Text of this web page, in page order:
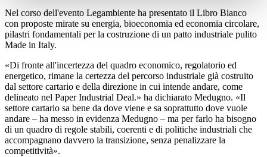
Nel corso dell'evento Legambiente ha presentato il Libro Bianco
con proposte mirate su energia, bioeconomia ed economia circolare,
pilastri fondamentali per la costruzione di un patto industriale pulito
Made in Italy.
«Di fronte all'incertezza del quadro economico, regolatorio ed
energetico, rimane la certezza del percorso industriale già costruito
dal settore cartario e della direzione in cui intende andare, come
delineato nel Paper Industrial Deal.» ha dichiarato Medugno. «Il
settore cartario sa bene da dove viene e sa soprattutto dove vuole
andare – ha messo in evidenza Medugno – ma per farlo ha bisogno
di un quadro di regole stabili, coerenti e di politiche industriali che
accompagnano davvero la transizione, senza penalizzare la
competitività».